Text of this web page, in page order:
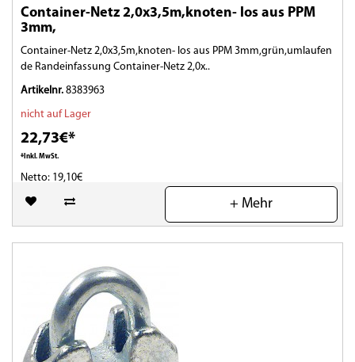
Container-Netz 2,0x3,5m,knoten- los aus PPM
3mm,
Container-Netz 2,0x3,5m,knoten- los aus PPM 3mm,grün,umlaufen
de Randeinfassung Container-Netz 2,0x..
Artikelnr. 8383963
nicht auf Lager
22,73€*
*Inkl. MwSt.
Netto: 19,10€
(0)
+ Mehr